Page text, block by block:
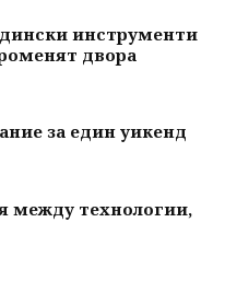
инструменти
двора
за един уикенд
между технологии,